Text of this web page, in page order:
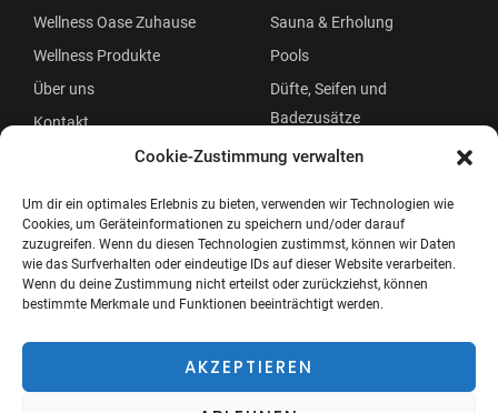
Cookie-Zustimmung verwalten
Um dir ein optimales Erlebnis zu bieten, verwenden wir Technologien wie
Cookies, um Geräteinformationen zu speichern und/oder darauf
zuzugreifen. Wenn du diesen Technologien zustimmst, können wir Daten
wie das Surfverhalten oder eindeutige IDs auf dieser Website verarbeiten.
Wenn du deine Zustimmung nicht erteilst oder zurückziehst, können
bestimmte Merkmale und Funktionen beeinträchtigt werden.
AKZEPTIEREN
Wellness Oase Zuhause
Wellness Produkte
Über uns
Kontakt
Sauna & Erholung
Pools
Düfte, Seifen und
Badezusätze
Beauty
Menü